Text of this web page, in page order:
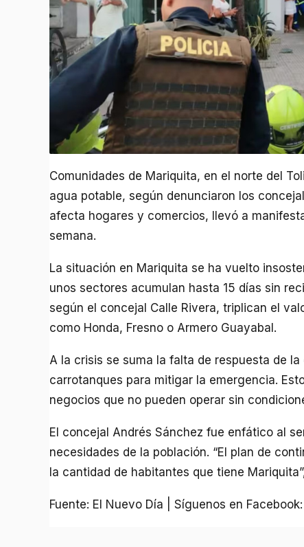
Comunidades de Mariquita, en el norte del
agua potable, según denunciaron los
afecta hogares y comercios, llevó a
semana.
La situación en Mariquita se ha vuelto
unos sectores acumulan hasta 15 días sin
según el concejal Calle Rivera, triplican el
como Honda, Fresno o Armero Guayabal.
A la crisis se suma la falta de respuesta de
carrotanques para mitigar la emergencia.
negocios que no pueden operar sin
El concejal Andrés Sánchez fue enfático al
necesidades de la población. “El plan de
la cantidad de habitantes que tiene
Fuente: El Nuevo Día | Síguenos en Facebook: